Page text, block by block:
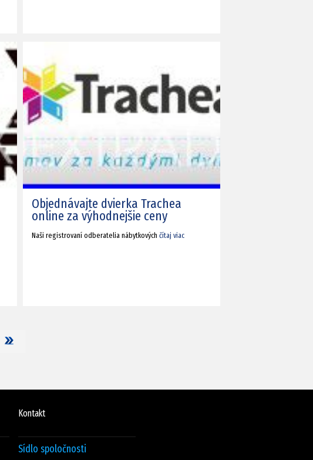
Objednávajte dvierka Trachea
online za výhodnejšie ceny
Naši registrovaní odberatelia nábytkových čítaj viac
Kontakt
Sídlo spoločnosti